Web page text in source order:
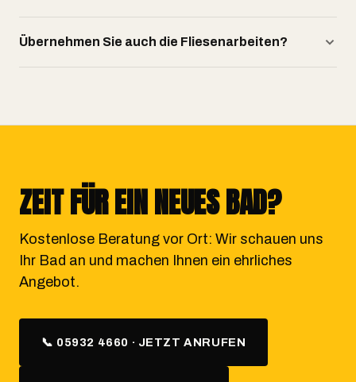
Übernehmen Sie auch die Fliesenarbeiten?
ZEIT FÜR EIN NEUES BAD?
Kostenlose Beratung vor Ort: Wir schauen uns
Ihr Bad an und machen Ihnen ein ehrliches
Angebot.
📞 05932 4660 · JETZT ANRUFEN